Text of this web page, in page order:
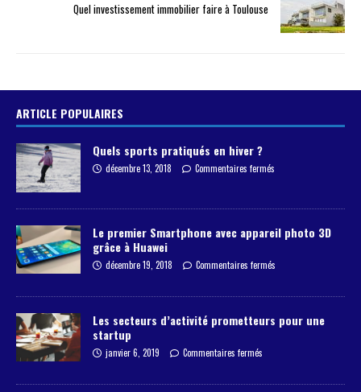
Quel investissement immobilier faire à Toulouse
ARTICLE POPULAIRES
Quels sports pratiqués en hiver ?
décembre 13, 2018 Commentaires fermés
Le premier Smartphone avec appareil photo 3D
grâce à Huawei
décembre 19, 2018 Commentaires fermés
Les secteurs d’activité prometteurs pour une
startup
janvier 6, 2019 Commentaires fermés